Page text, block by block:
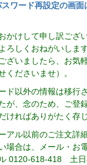
スワード再設定の画
かけして申し訳ござ
ろしくおねがいしま
ざいましたら、お気
くださいませ）。
ド以外の情報は移行
が、念のため、ご登
ければありがたく存じ
アル以前のご注文詳
場合は、メール・お
0120-618-418 土日